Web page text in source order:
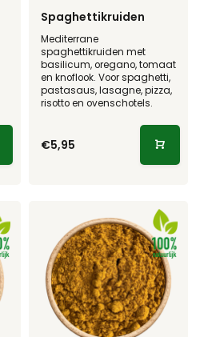
Spaghettikruiden
Mediterrane
spaghettikruiden met
basilicum, oregano, tomaat
en knoflook. Voor spaghetti,
pastasaus, lasagne, pizza,
risotto en ovenschotels.
€5,95